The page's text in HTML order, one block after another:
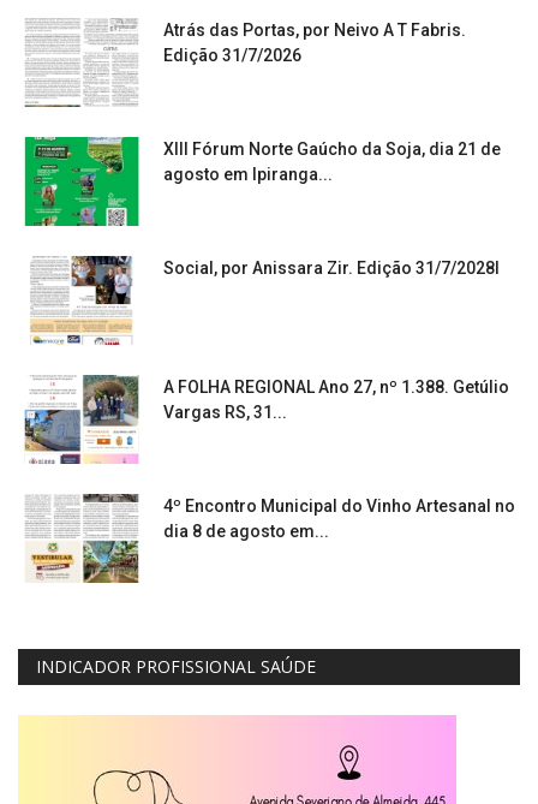
Atrás das Portas, por Neivo A T Fabris.
Edição 31/7/2026
XIII Fórum Norte Gaúcho da Soja, dia 21 de
agosto em Ipiranga...
Social, por Anissara Zir. Edição 31/7/2028l
A FOLHA REGIONAL Ano 27, nº 1.388. Getúlio
Vargas RS, 31...
4º Encontro Municipal do Vinho Artesanal no
dia 8 de agosto em...
INDICADOR PROFISSIONAL SAÚDE